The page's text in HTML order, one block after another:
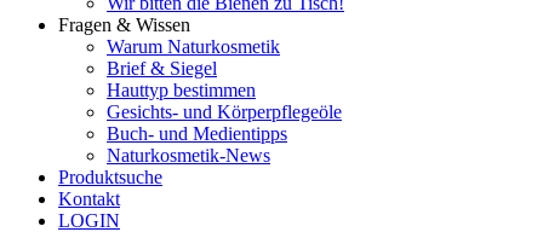
Fragen & Wissen
Warum Naturkosmetik
Brief & Siegel
Hauttyp bestimmen
Gesichts- und Körperpflegeöle
Buch- und Medientipps
Naturkosmetik-News
Produktsuche
Kontakt
LOGIN